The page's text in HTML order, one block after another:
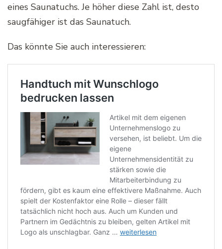
eines Saunatuchs. Je höher diese Zahl ist, desto
saugfähiger ist das Saunatuch.
Das könnte Sie auch interessieren: